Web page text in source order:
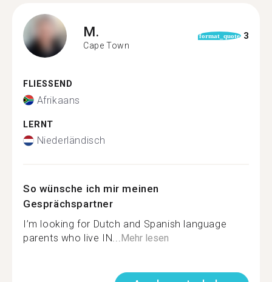
M.
Cape Town
format_quote 3
FLIESSEND
Afrikaans
LERNT
Niederländisch
So wünsche ich mir meinen
Gesprächspartner
I’m looking for Dutch and Spanish language
parents who live IN...Mehr lesen